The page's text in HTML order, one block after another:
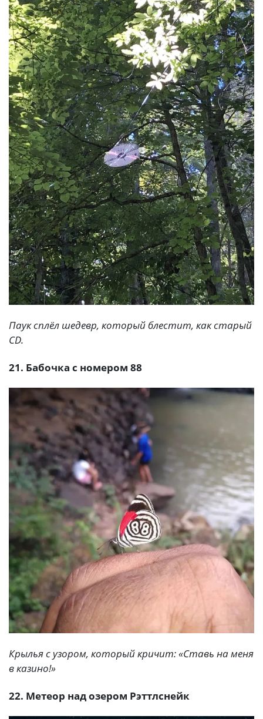
Паук сплёл шедевр, который блестит, как старый
CD.
21. Бабочка с номером 88
Крылья с узором, который кричит: «Ставь на меня
в казино!»
22. Метеор над озером Рэттлснейк